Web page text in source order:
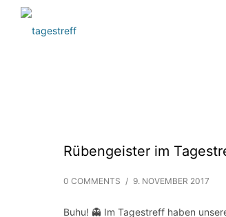
Rübengeister im
0 COMMENTS / 9. NOVEMBER 2017
Buhu! 👻 Im Tagestreff haben